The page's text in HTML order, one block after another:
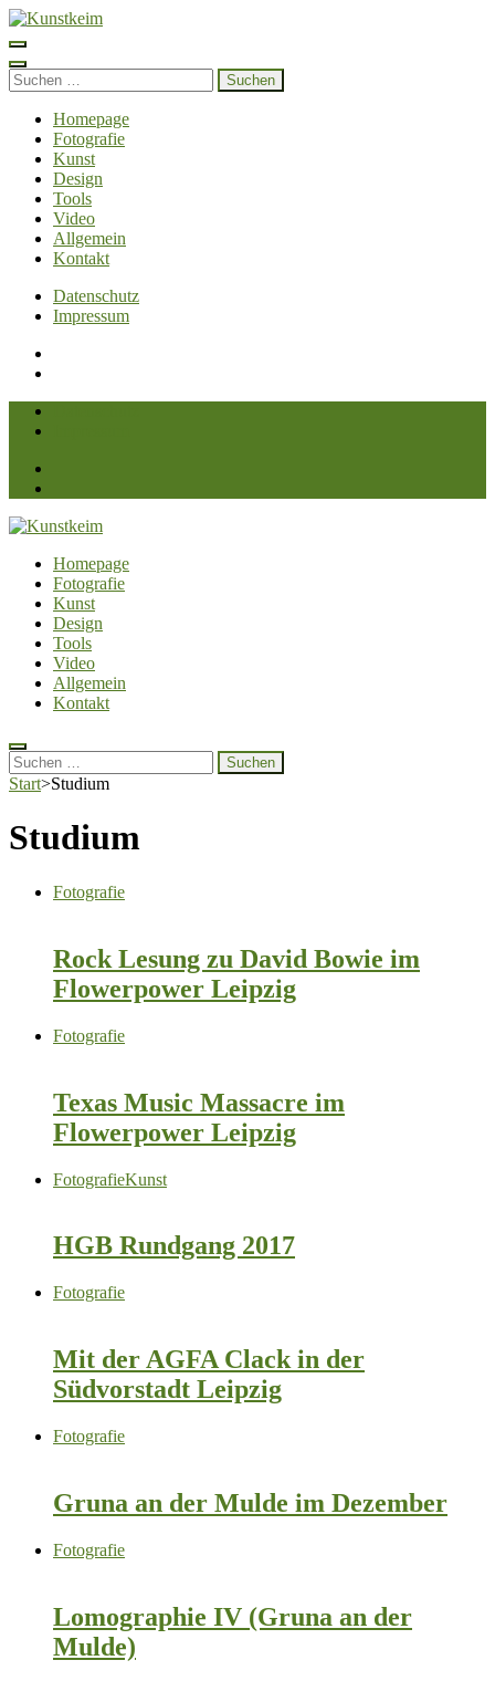
Zum
Inhalt
springen
(Enter
drücken)
Suchen
nach:
Homepage
Fotografie
Kunst
Design
Tools
Video
Allgemein
Kontakt
Datenschutz
Impressum
Kunstkeim
Fotografie, Design und Szene
Homepage
Fotografie
Kunst
Design
Tools
Video
Allgemein
Kontakt
Suchen
nach:
Start>Studium
Studium
Fotografie
Rock Lesung zu David Bowie im
Flowerpower Leipzig
Fotografie
Texas Music Massacre im
Flowerpower Leipzig
FotografieKunst
HGB Rundgang 2017
Fotografie
Mit der AGFA Clack in der
Südvorstadt Leipzig
Fotografie
Gruna an der Mulde im Dezember
Fotografie
Lomographie IV (Gruna an der
Mulde)